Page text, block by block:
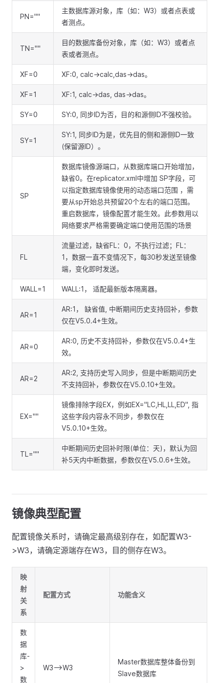
PN=""
主数据库源对象，库（如：W3）或者点表或
者测点。
TN=""
目的数据库备份对象，库（如：W3）或者点
表或者测点。
XF=0 XF:0, calc->calc,das->das。
XF=1 XF:1, calc->das, das->das。
SY=0 SY:0, 同步ID为否，目的和源侧ID不强校验。
SY=1
SY:1, 同步ID为是，优先目的侧和源侧ID一致
(保留源ID）。
SP
数据库镜像源端口，从数据库端口开始增加，
缺省0。在replicator.xml中增加 SP字段，可
以指定数据库镜像使用的动态端口范围 ，需
要从sp开始总共预留20个左右的端口范围。
重启数据库，镜像配置才能生效。此参数用以
网络要求严格需要确定端口使用范围的场景
FL
流量过滤，缺省FL：0，不执行过滤；FL：
1，数据一直不变情况下，每30秒发送至镜像
端，变化即时发送。
WALL=1 WALL:1， 适配最新版本隔离器。
AR=1
AR:1， 缺省值, 中断期间历史支持回补，参数
仅在V5.0.4+生效。
AR=0
AR:0, 历史不支持回补，参数仅在V5.0.4+生
效。
AR=2
AR:2, 支持历史写入同步，但是中断期间历史
不支持回补，参数仅在V5.0.10+生效。
EX=""
镜像排除字段EX，例如EX="LC,HL,LL,ED", 指
这些字段内容永不同步，参数仅在
V5.0.10+生效。
TL=""
中断期间历史回补时限(单位：天)，默认为回
补5天内中断数据，参数仅在V5.0.6+生效。
镜像典型配置
配置镜像关系时，请确定最高级别存在，如配置W3-
>W3，请确定源端存在W3，目的侧存在W3。
映
射
关
系
配置方式 功能含义
数
据
库-
>
数
W3-->W3
Master数据库整体备份到
Slave数据库